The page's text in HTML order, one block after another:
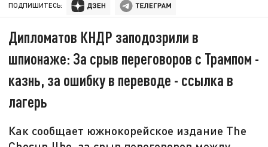
ПОДПИШИТЕСЬ:
Дипломатов КНДР заподозрили в
шпионаже: За срыв переговоров с Трампом -
казнь, за ошибку в переводе - ссылка в
лагерь
Как сообщает южнокорейское издание The